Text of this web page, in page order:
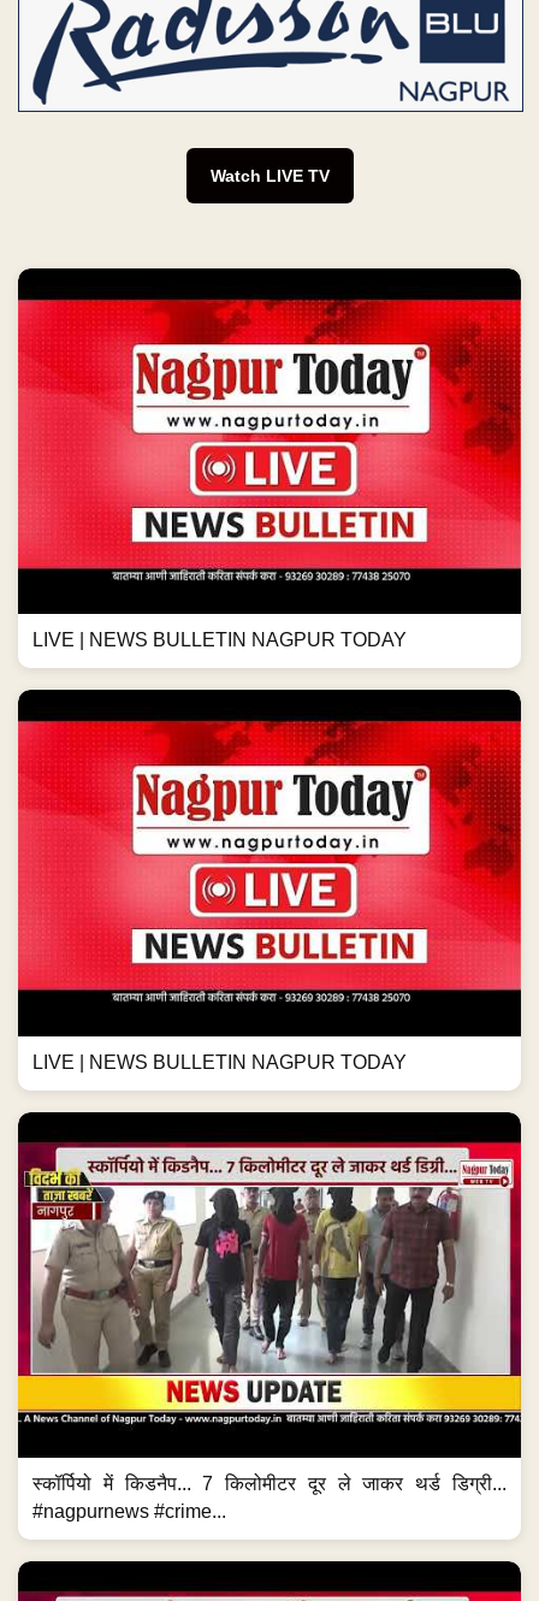
Watch LIVE TV
LIVE | NEWS BULLETIN NAGPUR TODAY
LIVE | NEWS BULLETIN NAGPUR TODAY
स्कॉर्पियो में किडनैप... 7 किलोमीटर दूर ले जाकर थर्ड डिग्री...
#nagpurnews #crime...